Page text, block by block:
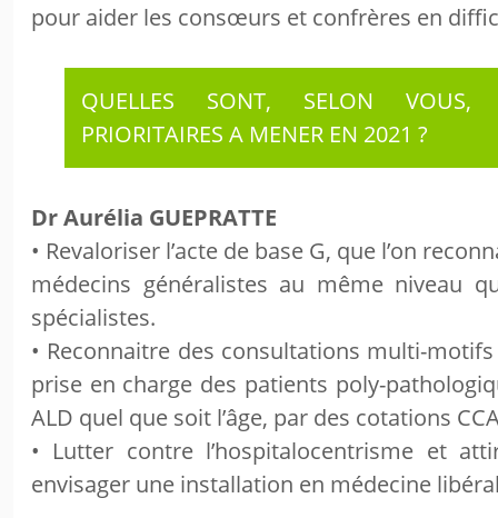
pour aider les consœurs et confrères en
QUELLES SONT, SELON VOUS,
PRIORITAIRES A MENER EN 2021 ?
Dr Aurélia GUEPRATTE
• Revaloriser l’acte de base G, que l’on
médecins généralistes au même niveau
spécialistes.
• Reconnaitre des consultations multi-
prise en charge des patients poly-
ALD quel que soit l’âge, par des cotations
• Lutter contre l’hospitalocentrisme et
envisager une installation en médecine